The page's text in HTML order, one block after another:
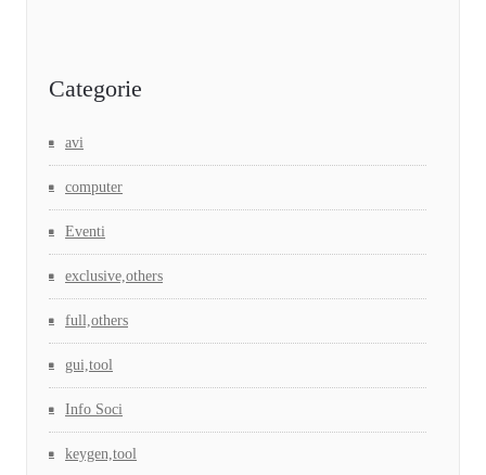
Categorie
avi
computer
Eventi
exclusive,others
full,others
gui,tool
Info Soci
keygen,tool